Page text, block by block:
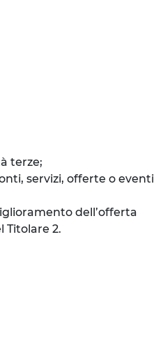
terze;
servizi, offerte o eventi
dell’offerta
Titolare 2.